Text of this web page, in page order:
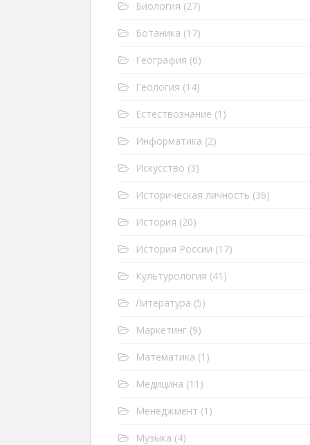
Биология (27)
Ботаника (17)
География (6)
Геология (14)
Естествознание (1)
Информатика (2)
Искусство (3)
Историческая личность (36)
История (20)
История России (17)
Культурология (41)
Литература (5)
Маркетинг (9)
Математика (1)
Медицина (11)
Менеджмент (1)
Музыка (4)